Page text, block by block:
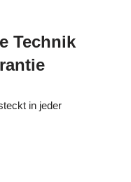
Technik
in jeder